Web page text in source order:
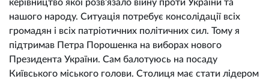
керівництво якої розв’язало війну проти України та
нашого народу. Ситуація потребує консолідації всіх
громадян і всіх патріотичних політичних сил. Тому я
підтримав Петра Порошенка на виборах нового
Президента України. Сам балотуюсь на посаду
Київського міського голови. Столиця має стати лідером